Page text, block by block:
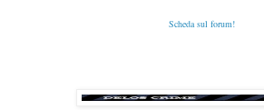
Scheda sul forum!